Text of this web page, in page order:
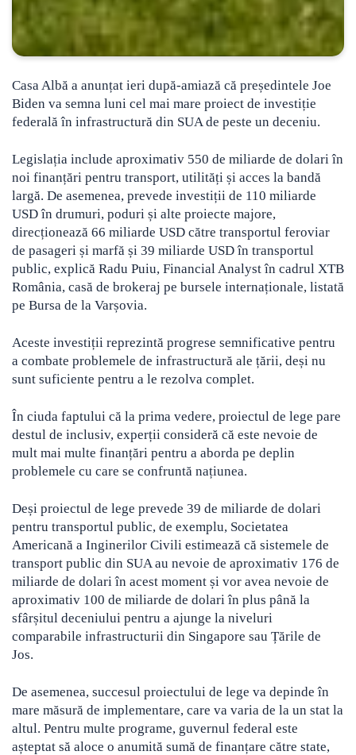
Casa Albă a anunțat ieri după-amiază că președintele Joe
Biden va semna luni cel mai mare proiect de investiție
federală în infrastructură din SUA de peste un deceniu.
Legislația include aproximativ 550 de miliarde de dolari în
noi finanțări pentru transport, utilități și acces la bandă
largă. De asemenea, prevede investiții de 110 miliarde
USD în drumuri, poduri și alte proiecte majore,
direcționează 66 miliarde USD către transportul feroviar
de pasageri și marfă și 39 miliarde USD în transportul
public, explică Radu Puiu, Financial Analyst în cadrul XTB
România, casă de brokeraj pe bursele internaționale, listată
pe Bursa de la Varșovia.
Aceste investiții reprezintă progrese semnificative pentru
a combate problemele de infrastructură ale țării, deși nu
sunt suficiente pentru a le rezolva complet.
În ciuda faptului că la prima vedere, proiectul de lege pare
destul de inclusiv, experții consideră că este nevoie de
mult mai multe finanțări pentru a aborda pe deplin
problemele cu care se confruntă națiunea.
Deși proiectul de lege prevede 39 de miliarde de dolari
pentru transportul public, de exemplu, Societatea
Americană a Inginerilor Civili estimează că sistemele de
transport public din SUA au nevoie de aproximativ 176 de
miliarde de dolari în acest moment și vor avea nevoie de
aproximativ 100 de miliarde de dolari în plus până la
sfârșitul deceniului pentru a ajunge la niveluri
comparabile infrastructurii din Singapore sau Țările de
Jos.
De asemenea, succesul proiectului de lege va depinde în
mare măsură de implementare, care va varia de la un stat la
altul. Pentru multe programe, guvernul federal este
așteptat să aloce o anumită sumă de finanțare către state,